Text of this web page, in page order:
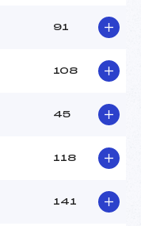
91
108
45
118
141